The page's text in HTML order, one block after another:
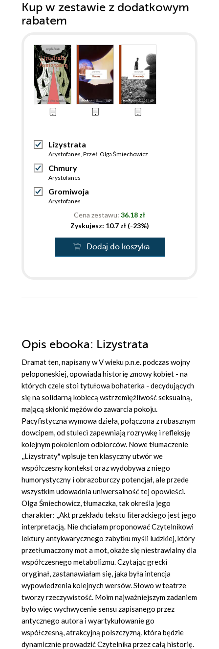
Kup w zestawie z dodatkowym
rabatem
Lizystrata
Arystofanes Przeł. Olga Śmiechowicz
Chmury
Arystofanes
Gromiwoja
Arystofanes
Cena zestawu: 36.18 zł
Zyskujesz: 10.7 zł (-23%)
Dodaj do koszyka
Opis ebooka: Lizystrata
Dramat ten, napisany w V wieku p.n.e. podczas wojny
peloponeskiej, opowiada historię zmowy kobiet - na
których czele stoi tytułowa bohaterka - decydujących
się na solidarną kobiecą wstrzemięźliwość seksualną,
mającą skłonić mężów do zawarcia pokoju.
Pacyfistyczna wymowa dzieła, połączona z rubasznym
dowcipem, od stuleci zapewniają rozrywkę i refleksję
kolejnym pokoleniom odbiorców. Nowe tłumaczenie
,,Lizystraty" wpisuje ten klasyczny utwór we
współczesny kontekst oraz wydobywa z niego
humorystyczny i obrazoburczy potencjał, ale przede
wszystkim udowadnia uniwersalność tej opowieści.
Olga Śmiechowicz, tłumaczka, tak określa jego
charakter: ,,Akt przekładu tekstu literackiego jest jego
interpretacją. Nie chciałam proponować Czytelnikowi
lektury antykwarycznego zabytku myśli ludzkiej, który
przetłumaczony mot a mot, okaże się niestrawialny dla
współczesnego metabolizmu. Czytając grecki
oryginał, zastanawiałam się, jaka była intencja
wypowiedzenia kolejnych wersów. Słowo w teatrze
tworzy rzeczywistość. Moim najważniejszym zadaniem
było więc wychwycenie sensu zapisanego przez
antycznego autora i wyartykułowanie go
współczesną, atrakcyjną polszczyzną, która będzie
dynamicznie prowadzić Czytelnika przez całą historię.